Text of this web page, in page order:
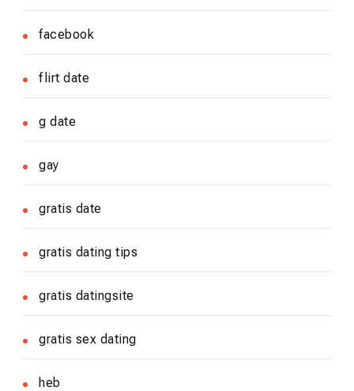
facebook
flirt date
g date
gay
gratis date
gratis dating tips
gratis datingsite
gratis sex dating
heb